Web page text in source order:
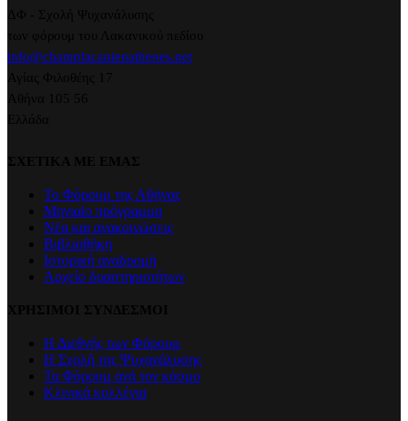
info@champlacanienathenes.net
Το Φόρουμ της Αθήνας
Μηνιαίο πρόγραμμα
Νέα και ανακοινώσεις
Βιβλιοθήκη
Ιστορική αναδρομή
Αρχείο δραστηριοτήτων
Η Διεθνής των Φόρουμ
Η Σχολή της Ψυχανάλυσης
Τα Φόρουμ ανά τον κόσμο
Κλινικά κολλέγια